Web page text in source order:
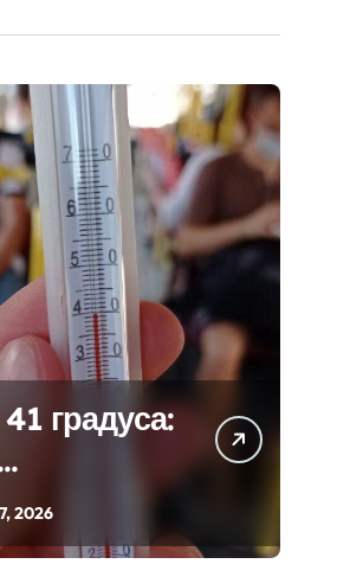
зайнятості
потужностей
градуса:
у Києві
2026